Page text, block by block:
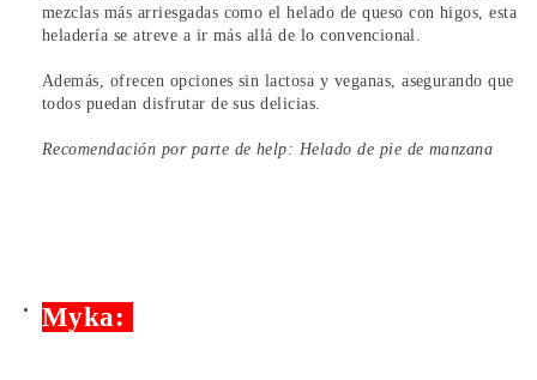
mezclas más arriesgadas como el helado de queso con higos, esta
heladería se atreve a ir más allá de lo convencional.
Además, ofrecen opciones sin lactosa y veganas, asegurando que
todos puedan disfrutar de sus delicias.
Recomendación por parte de help: Helado de pie de manzana
Myka: